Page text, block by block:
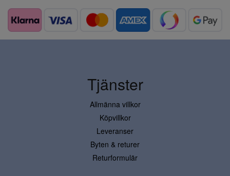
Tjänster
Allmänna villkor
Köpvillkor
Leveranser
Byten & returer
Returformulär